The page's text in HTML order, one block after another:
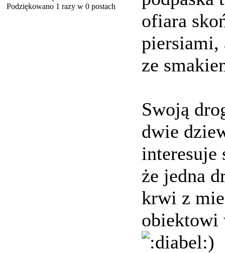
Podziękowano 1 razy w 0 postach
ofiara
piersiami,
ze
Swoją
dwie
interesuje
że jedna
krwi z
obiektowi
)